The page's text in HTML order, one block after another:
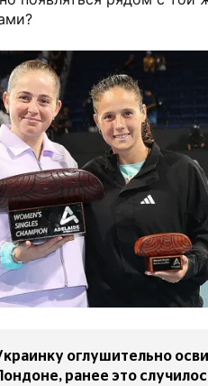
оглушительно
ранее это